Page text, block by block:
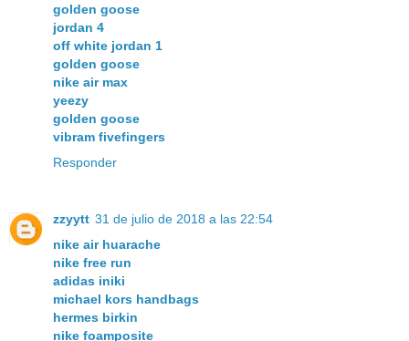
golden goose
jordan 4
off white jordan 1
golden goose
nike air max
yeezy
golden goose
vibram fivefingers
Responder
zzyytt 31 de julio de 2018 a las 22:54
nike air huarache
nike free run
adidas iniki
michael kors handbags
hermes birkin
nike foamposite